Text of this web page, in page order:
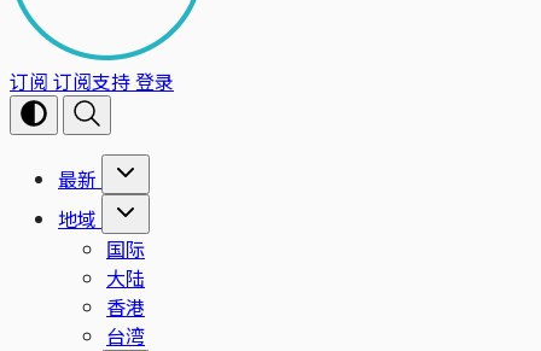
订阅 订阅支持登录
最新
地域
国际
大陆
香港
台湾